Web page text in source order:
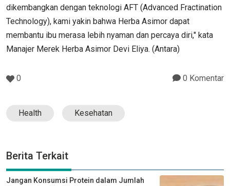
dikembangkan dengan teknologi AFT (Advanced Fractination
Technology), kami yakin bahwa Herba Asimor dapat
membantu ibu merasa lebih nyaman dan percaya diri," kata
Manajer Merek Herba Asimor Devi Eliya. (Antara)
0 0 Komentar
Health Kesehatan
Berita Terkait
Jangan Konsumsi Protein dalam Jumlah